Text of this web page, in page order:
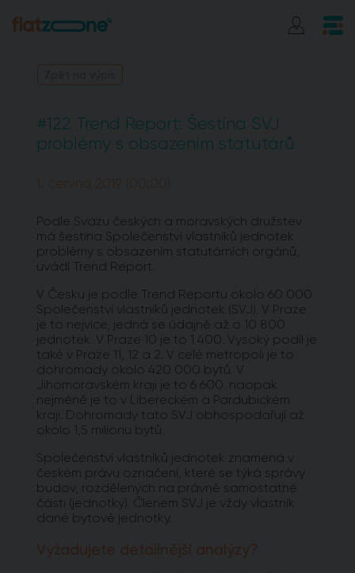
#122 Trend Report: Šestina SVJ
problémy s obsazením statutárů
1. června 2019 (00:00)
Podle Svazu českých a moravských družstev
má šestina Společenství vlastníků jednotek
problémy s obsazením statutárních orgánů,
uvádí Trend Report.
V Česku je podle Trend Reportu okolo 60 000
Společenství vlastníků jednotek (SVJ). V Praze
je to nejvíce, jedná se údajně až o 10 800
jednotek. V Praze 10 je to 1 400. Vysoký podíl je
také v Praze 11, 12 a 2. V celé metropoli je to
dohromady okolo 420 000 bytů. V
Jihomoravském kraji je to 6 600. naopak
nejméně je to v Libereckém a Pardubickém
kraji. Dohromady tato SVJ obhospodařují až
okolo 1,5 milionu bytů.
Společenství vlastníků jednotek znamená v
českém právu označení, které se týká správy
budov, rozdělených na právně samostatné
části (jednotky). Členem SVJ je vždy vlastník
dané bytové jednotky.
Vyžadujete detailnější analýzy?